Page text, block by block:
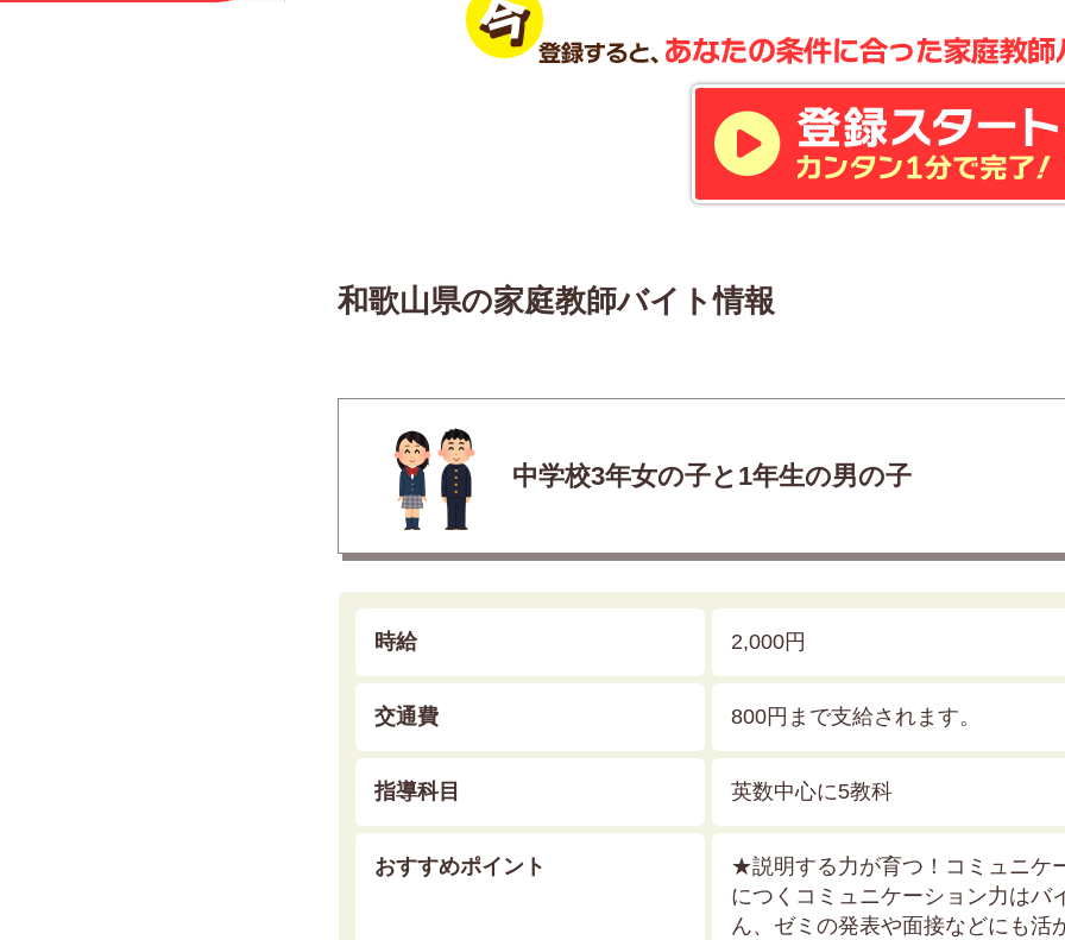
和歌山県の家庭教師バイト情報
中学校3年女の子と1年生の男の子
時給 2,000円
交通費 800円まで支給されます。
指導科目 英数中心に5教科
おすすめポイント
★説明する力が育つ！コミュニケ
につくコミュニケーション力はバ
ん、ゼミの発表や面接などにも活